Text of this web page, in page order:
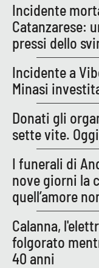
Incidente
Catanzarese:
pressi dello
Incidente a
Minasi
Donati gli
sette vite.
I funerali di
nove giorni la
quell’amore
Calanna,
folgorato
40 anni